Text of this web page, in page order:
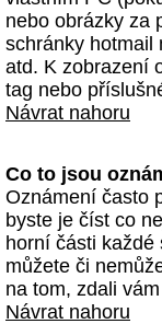
nebo obrázky za
schránky hotmail
atd. K zobrazení
tag nebo
Návrat nahoru
Co to jsou
Oznámení často
byste je číst co
horní části každé
můžete či
na tom, zdali
Návrat nahoru